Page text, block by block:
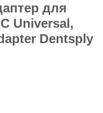
для
Universal,
Dentsply